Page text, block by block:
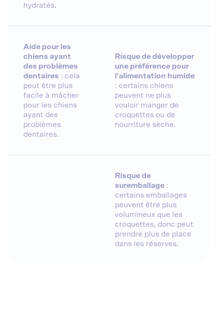
hydratés.
Aide pour les
chiens ayant
des problèmes
dentaires : cela
peut être plus
facile à mâcher
pour les chiens
ayant des
problèmes
dentaires.
Risque de développer
une préférence pour
l'alimentation humide
: certains chiens
peuvent ne plus
vouloir manger de
croquettes ou de
nourriture sèche.
Risque de
suremballage :
certains emballages
peuvent être plus
volumineux que les
croquettes, donc peut
prendre plus de place
dans les réserves.